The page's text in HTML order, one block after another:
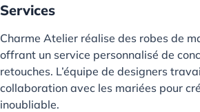
Services
Charme Atelier réalise des robes de
offrant un service personnalisé de
retouches. L’équipe de designers
collaboration avec les mariées pour
inoubliable.